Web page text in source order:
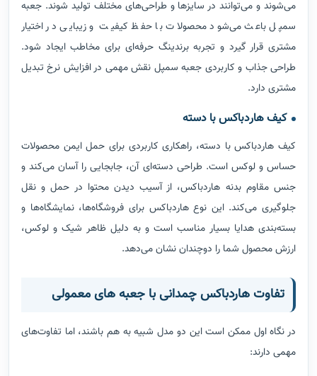
می‌شوند و می‌توانند در سایزها و طراحی‌های مختلف تولید شوند. جعبه
سمپل باعث می‌شود محصولات با حفظ کیفیت و زیبایی در اختیار
مشتری قرار گیرد و تجربه برندینگ حرفه‌ای برای مخاطب ایجاد شود.
طراحی جذاب و کاربردی جعبه سمپل نقش مهمی در افزایش نرخ تبدیل
مشتری دارد.
کیف هاردباکس با دسته
کیف هاردباکس با دسته، راهکاری کاربردی برای حمل ایمن محصولات
حساس و لوکس است. طراحی دسته‌ای آن، جابجایی را آسان می‌کند و
جنس مقاوم بدنه هاردباکس، از آسیب دیدن محتوا در حمل و نقل
جلوگیری می‌کند. این نوع هاردباکس برای فروشگاه‌ها، نمایشگاه‌ها و
بسته‌بندی هدایا بسیار مناسب است و به دلیل ظاهر شیک و لوکس،
ارزش محصول شما را دوچندان نشان می‌دهد.
تفاوت هاردباکس چمدانی با جعبه های معمولی
در نگاه اول ممکن است این دو مدل شبیه به هم باشند، اما تفاوت‌های
مهمی دارند: